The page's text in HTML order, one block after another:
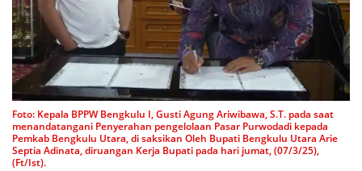
Foto: Kepala BPPW Bengkulu I, Gusti Agung Ariwibawa, S.T. pada saat
menandatangani Penyerahan pengelolaan Pasar Purwodadi kepada
Pemkab Bengkulu Utara, di saksikan Oleh Bupati Bengkulu Utara Arie
Septia Adinata, diruangan Kerja Bupati pada hari jumat, (07/3/25),
(Ft/Ist).